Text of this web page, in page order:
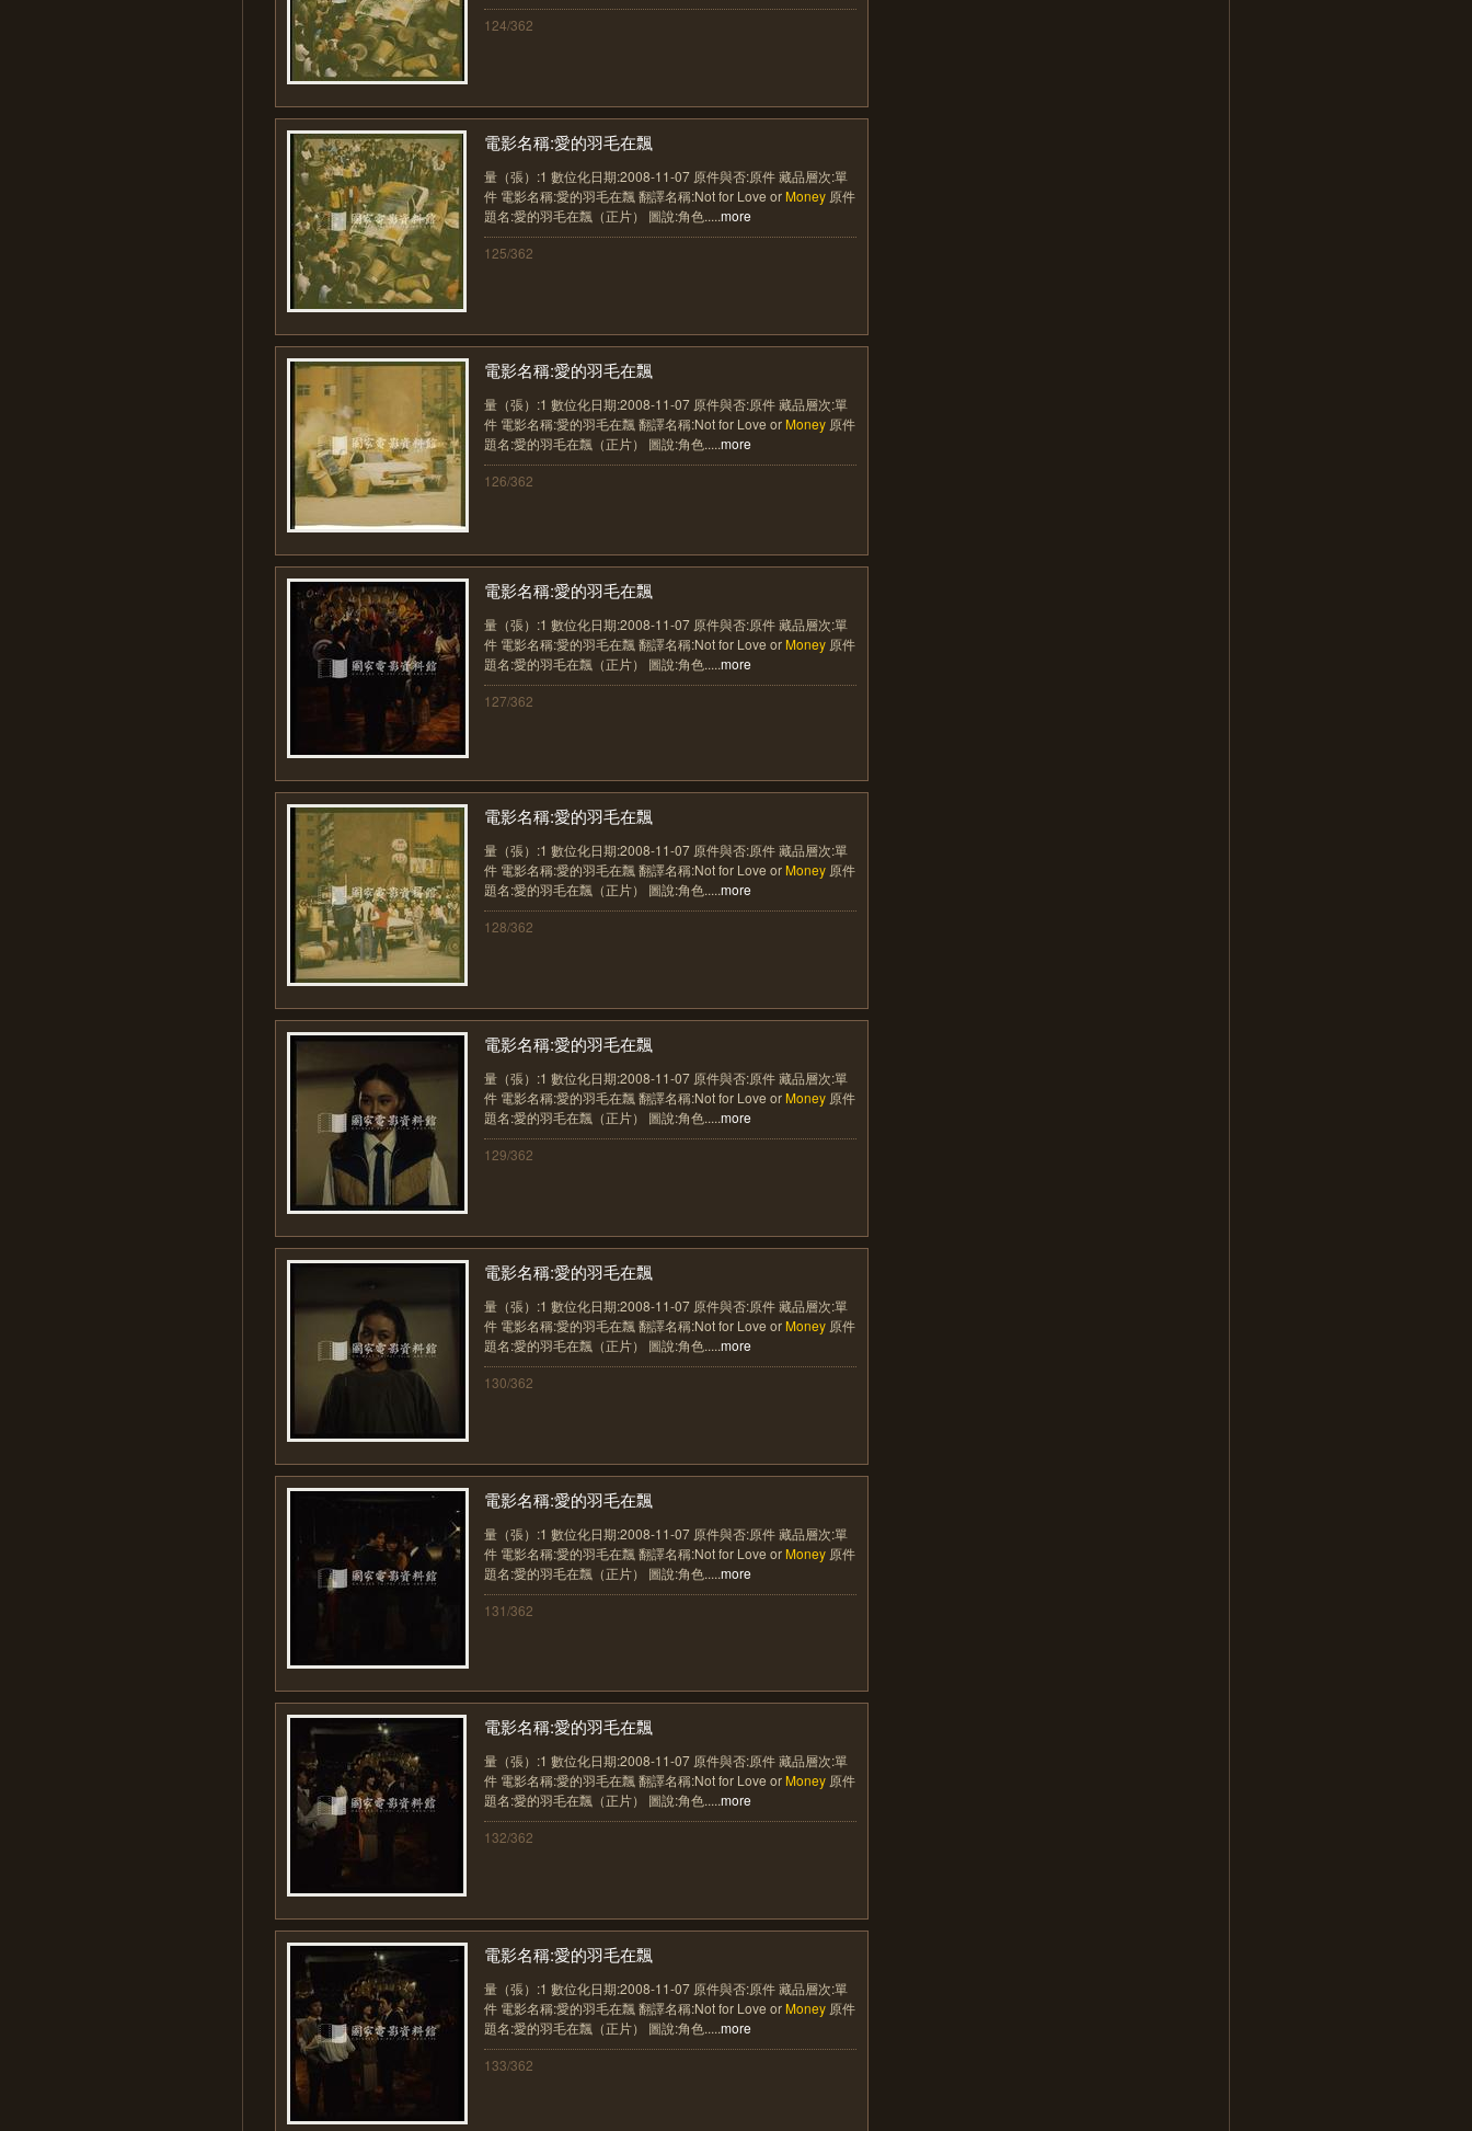
124/362
電影名稱:愛的羽毛在飄
量（張）:1 數位化日期:2008-11-07 原件與否:原件 藏品層次:單
件 電影名稱:愛的羽毛在飄 翻譯名稱:Not for Love or Money 原件
題名:愛的羽毛在飄（正片） 圖說:角色.....more
125/362
電影名稱:愛的羽毛在飄
量（張）:1 數位化日期:2008-11-07 原件與否:原件 藏品層次:單
件 電影名稱:愛的羽毛在飄 翻譯名稱:Not for Love or Money 原件
題名:愛的羽毛在飄（正片） 圖說:角色.....more
126/362
電影名稱:愛的羽毛在飄
量（張）:1 數位化日期:2008-11-07 原件與否:原件 藏品層次:單
件 電影名稱:愛的羽毛在飄 翻譯名稱:Not for Love or Money 原件
題名:愛的羽毛在飄（正片） 圖說:角色.....more
127/362
電影名稱:愛的羽毛在飄
量（張）:1 數位化日期:2008-11-07 原件與否:原件 藏品層次:單
件 電影名稱:愛的羽毛在飄 翻譯名稱:Not for Love or Money 原件
題名:愛的羽毛在飄（正片） 圖說:角色.....more
128/362
電影名稱:愛的羽毛在飄
量（張）:1 數位化日期:2008-11-07 原件與否:原件 藏品層次:單
件 電影名稱:愛的羽毛在飄 翻譯名稱:Not for Love or Money 原件
題名:愛的羽毛在飄（正片） 圖說:角色.....more
129/362
電影名稱:愛的羽毛在飄
量（張）:1 數位化日期:2008-11-07 原件與否:原件 藏品層次:單
件 電影名稱:愛的羽毛在飄 翻譯名稱:Not for Love or Money 原件
題名:愛的羽毛在飄（正片） 圖說:角色.....more
130/362
電影名稱:愛的羽毛在飄
量（張）:1 數位化日期:2008-11-07 原件與否:原件 藏品層次:單
件 電影名稱:愛的羽毛在飄 翻譯名稱:Not for Love or Money 原件
題名:愛的羽毛在飄（正片） 圖說:角色.....more
131/362
電影名稱:愛的羽毛在飄
量（張）:1 數位化日期:2008-11-07 原件與否:原件 藏品層次:單
件 電影名稱:愛的羽毛在飄 翻譯名稱:Not for Love or Money 原件
題名:愛的羽毛在飄（正片） 圖說:角色.....more
132/362
電影名稱:愛的羽毛在飄
量（張）:1 數位化日期:2008-11-07 原件與否:原件 藏品層次:單
件 電影名稱:愛的羽毛在飄 翻譯名稱:Not for Love or Money 原件
題名:愛的羽毛在飄（正片） 圖說:角色.....more
133/362